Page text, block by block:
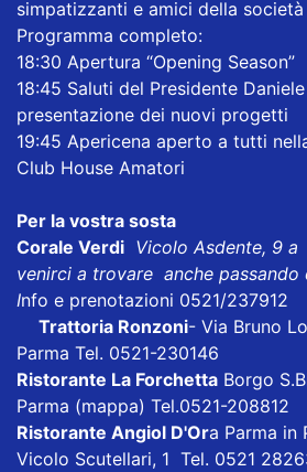
simpatizzanti e amici della
Programma completo:
18:30 Apertura “Opening Season”
18:45 Saluti del Presidente
presentazione dei nuovi progetti
19:45 Apericena aperto a tutti
Club House Amatori
Per la vostra sosta
Corale Verdi Vicolo Asdente, 9
venirci a trovare anche passando
Info e prenotazioni 0521/237912
Trattoria Ronzoni- Via Bruno
Parma Tel. 0521-230146
Ristorante La Forchetta Borgo
Parma (mappa) Tel.0521-208812
Ristorante Angiol D'Ora Parma in
Vicolo Scutellari, 1 Tel. 0521